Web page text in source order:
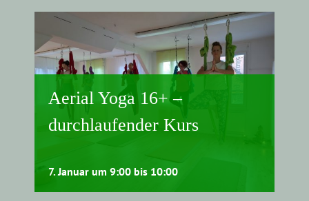
Aerial Yoga 16+ –
durchlaufender Kurs
7. Januar um 9:00 bis 10:00